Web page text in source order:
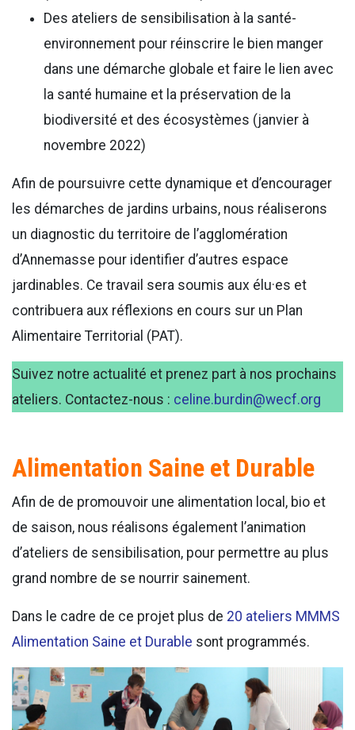
Des ateliers de sensibilisation à la santé-
environnement pour réinscrire le bien manger
dans une démarche globale et faire le lien avec
la santé humaine et la préservation de la
biodiversité et des écosystèmes (janvier à
novembre 2022)
Afin de poursuivre cette dynamique et d’encourager
les démarches de jardins urbains, nous réaliserons
un diagnostic du territoire de l’agglomération
d’Annemasse pour identifier d’autres espace
jardinables. Ce travail sera soumis aux élu·es et
contribuera aux réflexions en cours sur un Plan
Alimentaire Territorial (PAT).
Suivez notre actualité et prenez part à nos prochains
ateliers. Contactez-nous : celine.burdin@wecf.org
Alimentation Saine et Durable
Afin de de promouvoir une alimentation local, bio et
de saison, nous réalisons également l’animation
d’ateliers de sensibilisation, pour permettre au plus
grand nombre de se nourrir sainement.
Dans le cadre de ce projet plus de 20 ateliers MMMS
Alimentation Saine et Durable sont programmés.